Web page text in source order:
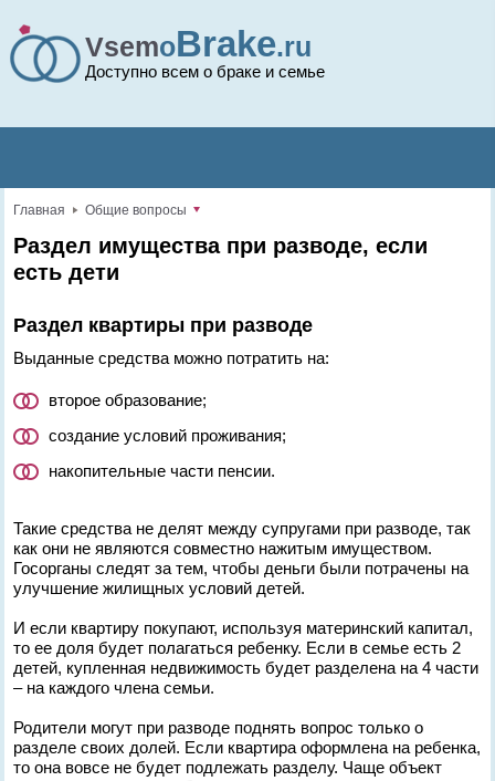
VsemoBrake.ru
Доступно всем о браке и семье
Главная Общие вопросы
Раздел имущества при разводе, если
есть дети
Раздел квартиры при разводе
Выданные средства можно потратить на:
второе образование;
создание условий проживания;
накопительные части пенсии.
Такие средства не делят между супругами при разводе, так
как они не являются совместно нажитым имуществом.
Госорганы следят за тем, чтобы деньги были потрачены на
улучшение жилищных условий детей.
И если квартиру покупают, используя материнский капитал,
то ее доля будет полагаться ребенку. Если в семье есть 2
детей, купленная недвижимость будет разделена на 4 части
– на каждого члена семьи.
Родители могут при разводе поднять вопрос только о
разделе своих долей. Если квартира оформлена на ребенка,
то она вовсе не будет подлежать разделу. Чаще объект